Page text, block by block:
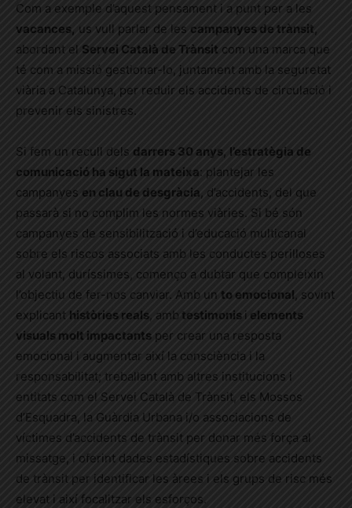
Com a exemple d’aquest pensament i a punt per a les
vacances, us vull parlar de les campanyes de trànsit,
abordant el Servei Català de Trànsit com una marca que
té com a missió gestionar-lo, juntament amb la seguretat
viària a Catalunya, per reduir els accidents de circulació i
prevenir els sinistres.
Si fem un recull dels darrers 30 anys, l’estratègia de
comunicació ha sigut la mateixa: plantejar les
campanyes en clau de desgràcia, d’accidents, del que
passarà si no complim les normes viàries. Si bé són
campanyes de sensibilització i d’educació multicanal
sobre els riscos associats amb les conductes perilloses
al volant, duríssimes, començo a dubtar que compleixin
l’objectiu de fer-nos canviar. Amb un to emocional, sovint
explicant històries reals, amb testimonis i elements
visuals molt impactants per crear una resposta
emocional i augmentar així la consciència i la
responsabilitat; treballant amb altres institucions i
entitats com el Servei Català de Trànsit, els Mossos
d’Esquadra, la Guàrdia Urbana i/o associacions de
víctimes d’accidents de trànsit per donar més força al
missatge, i oferint dades estadístiques sobre accidents
de trànsit per identificar les àrees i els grups de risc més
elevat i així focalitzar els esforços.